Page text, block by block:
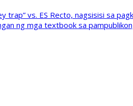
trap” vs. ES Recto, nagsisisi sa
ng mga textbook sa